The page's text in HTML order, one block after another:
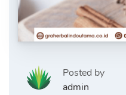
Posted by
admin